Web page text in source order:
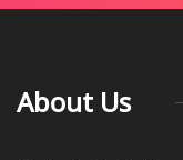
About Us